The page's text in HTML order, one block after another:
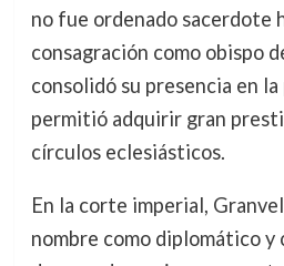
no fue ordenado sacerdote
consagración como obispo
consolidó su presencia en
permitió adquirir gran
círculos eclesiásticos.
En la corte imperial,
nombre como diplomático y